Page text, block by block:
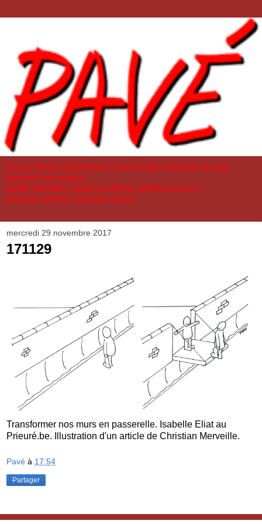
Façon dessin de presse, Pavé se fait l'écho de ce que
parcourt son auteur,
tantôt méditant, tantôt souffrant, tantôt souriant...
toujours aimant, toujours vivant.
mercredi 29 novembre 2017
171129
Transformer nos murs en passerelle. Isabelle Eliat au
Prieuré.be. Illustration d'un article de Christian Merveille.
Pavé à 17:54
Partager